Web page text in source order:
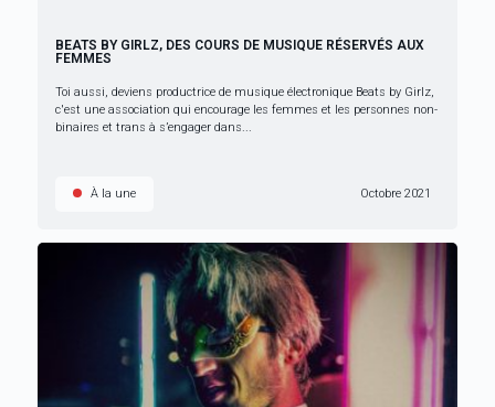
BEATS BY GIRLZ, DES COURS DE MUSIQUE RÉSERVÉS AUX
FEMMES
Toi aussi, deviens productrice de musique électronique Beats by Girlz,
c'est une association qui encourage les femmes et les personnes non-
binaires et trans à s’engager dans...
À la une Octobre 2021